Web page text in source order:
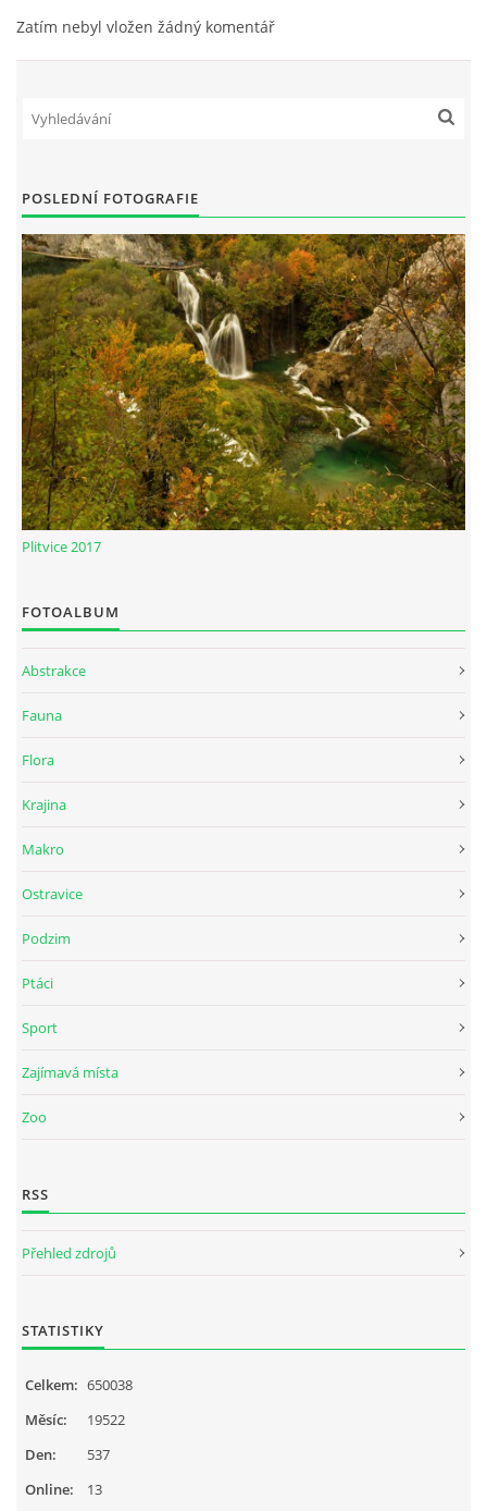
Zatím nebyl vložen žádný komentář
POSLEDNÍ FOTOGRAFIE
Plitvice 2017
FOTOALBUM
Abstrakce
Fauna
Flora
Krajina
Makro
Ostravice
Podzim
Ptáci
Sport
Zajímavá místa
Zoo
RSS
Přehled zdrojů
STATISTIKY
Online: 13
Celkem: 650038
Měsíc:
19522
Den:
537